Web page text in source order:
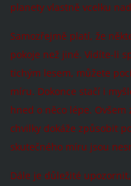
planety vlastně vcelku
Samozřejmě platí, že
pokoje než jiné. Vidíte-li
tichým lesem, můžete
míru. Dokonce stačí i
hned o něco lépe.
chvilky dokáže způsobit
skutečného míru jsou
Dále je důležité